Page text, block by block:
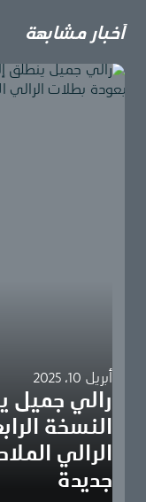
أخبار مشابهة
أبريل 10، 2025
رالي جميل
النسخة
الرالي
جديدة